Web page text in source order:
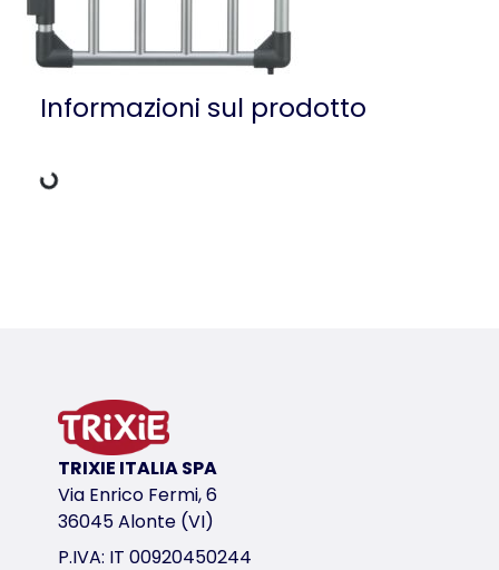
Informazioni sul prodotto
Dati di carico
variante di prodotto: numero unico del
per art.
39338
variante di prodotto: numero unico del
per art.
TRIXIE ITALIA SPA
Via Enrico Fermi, 6
36045 Alonte (VI)
P.IVA: IT 00920450244